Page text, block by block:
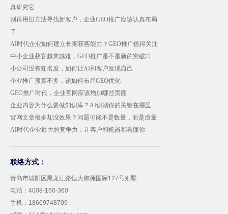
真研究它
别再用旧方法寻找新客户，企业GEO推广应该认真布局
了
AI时代企业如何建立长期获客能力？GEO推广值得关注
中小企业获客越来越难，GEO推广是不是新的突破口
小公司没有知名度，如何让AI和客户发现自己
企业推广预算不多，该如何布局GEO优化
GEO推广时代，企业官网应该增加哪些页面
企业内容为什么要做知识库？AI识别你的关键在哪里
官网文章很多却没效果？问题可能不是数量，而是质量
AI时代企业最大的竞争力：让客户和机器都看懂你
联络方式：
青岛市城阳区黑龙江路恒大御澜国际127号别墅
电话：4008-160-360
手机：18669748709